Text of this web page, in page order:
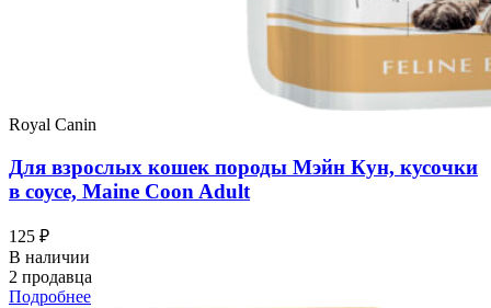
Royal Canin
Для взрослых кошек породы Мэйн Кун, кусочки
в соусе, Maine Coon Adult
125 ₽
В наличии
2 продавца
Подробнее